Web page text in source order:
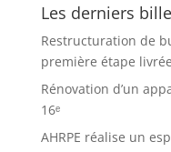
Les derniers
Restructuration de
première étape livrée
Rénovation d’un
16ᵉ
AHRPE réalise un